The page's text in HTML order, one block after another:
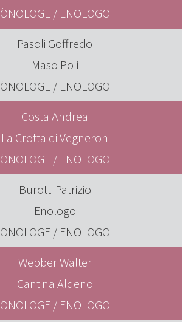
ÖNOLOGE / ENOLOGO
Pasoli Goffredo
Maso Poli
ÖNOLOGE / ENOLOGO
Costa Andrea
La Crotta di Vegneron
ÖNOLOGE / ENOLOGO
Burotti Patrizio
Enologo
ÖNOLOGE / ENOLOGO
Webber Walter
Cantina Aldeno
ÖNOLOGE / ENOLOGO